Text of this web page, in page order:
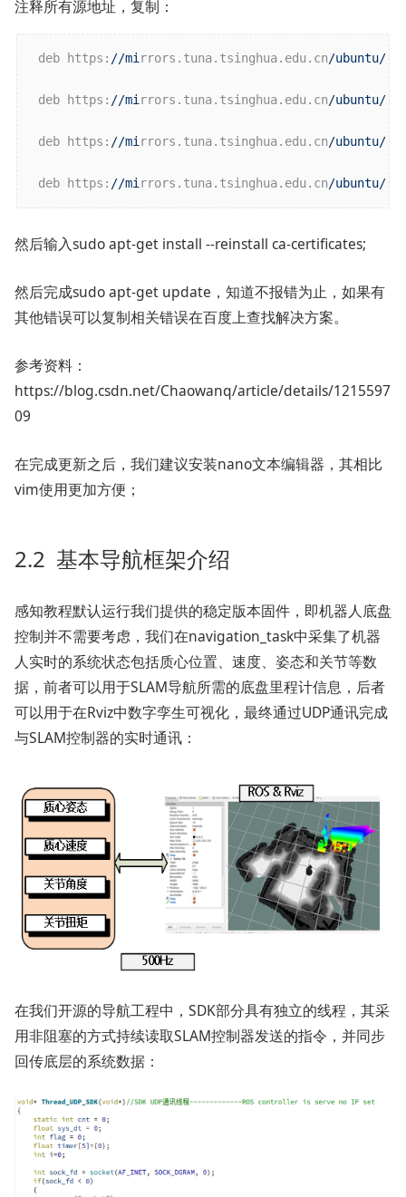
注释所有源地址，复制：
deb https: //mi rrors.tuna.tsinghua.edu.cn/ubuntu/
deb https: //mi rrors.tuna.tsinghua.edu.cn/ubuntu/
deb https: //mi rrors.tuna.tsinghua.edu.cn/ubuntu/
deb https: //mi rrors.tuna.tsinghua.edu.cn/ubuntu/
然后输入sudo apt-get install --reinstall ca-certificates;
然后完成sudo apt-get update，知道不报错为止，如果有
其他错误可以复制相关错误在百度上查找解决方案。
参考资料：
https://blog.csdn.net/Chaowanq/article/details/1215597
09
在完成更新之后，我们建议安装nano文本编辑器，其相比
vim使用更加方便；
2.2 基本导航框架介绍
感知教程默认运行我们提供的稳定版本固件，即机器人底盘
控制并不需要考虑，我们在navigation_task中采集了机器
人实时的系统状态包括质心位置、速度、姿态和关节等数
据，前者可以用于SLAM导航所需的底盘里程计信息，后者
可以用于在Rviz中数字孪生可视化，最终通过UDP通讯完成
与SLAM控制器的实时通讯：
在我们开源的导航工程中，SDK部分具有独立的线程，其采
用非阻塞的方式持续读取SLAM控制器发送的指令，并同步
回传底层的系统数据：